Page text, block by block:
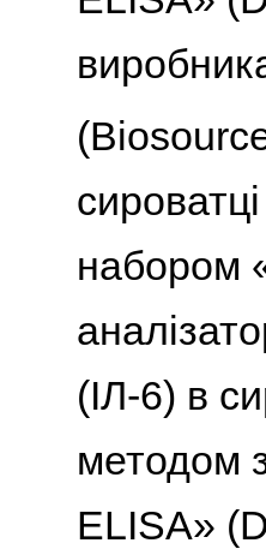
набором
(ІЛ-6) в
методом
ELISA»